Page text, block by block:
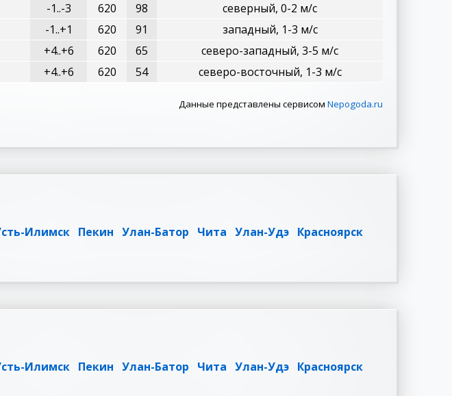
-1..-3 620 98
северный, 0-2 м/с
-1..+1 620 91
западный, 1-3 м/с
+4..+6 620 65
северо-западный, 3-5 м/с
+4..+6 620 54 северо-восточный, 1-3 м/с
Данные представлены сервисом Nepogoda.ru
Илимск Пекин Улан-Батор Чита Улан-Удэ Красноярск
Илимск Пекин Улан-Батор Чита Улан-Удэ Красноярск